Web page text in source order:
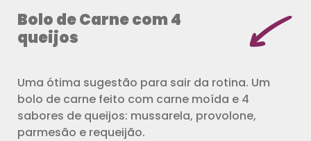
Bolo de Carne com 4
queijos
Uma ótima sugestão para sair da rotina. Um
bolo de carne feito com carne moída e 4
sabores de queijos: mussarela, provolone,
parmesão e requeijão.